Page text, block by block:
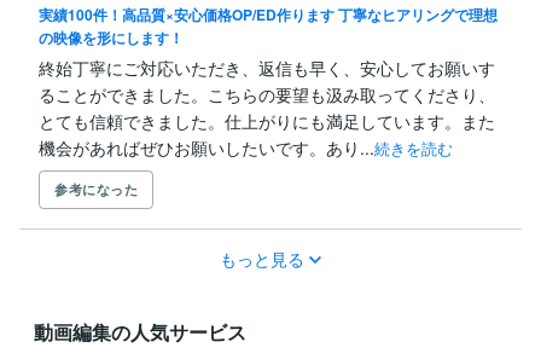
実績100件！高品質×安心価格OP/ED作ります 丁寧なヒアリングで理想
の映像を形にします！
終始丁寧にご対応いただき、返信も早く、安心してお願いす
ることができました。こちらの要望も汲み取ってくださり、
とても信頼できました。仕上がりにも満足しています。また
機会があればぜひお願いしたいです。あり...続きを読む
参考になった
もっと見る
動画編集の人気サービス